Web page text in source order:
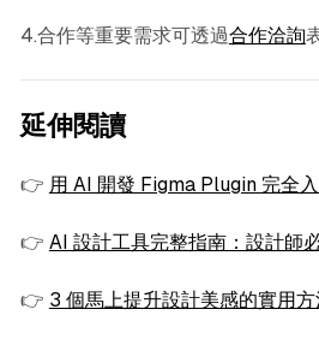
4.合作等重要需求可透過合作洽詢
延伸閱讀
👉 用 AI 開發 Figma Plugin 完全
👉 AI 設計工具完整指南：設計師
👉 3 個馬上提升設計美感的實用